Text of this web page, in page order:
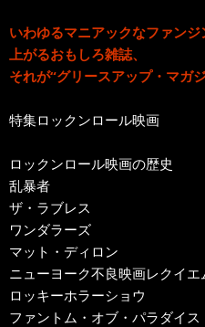
いわゆるマニアックなファン
上がるおもしろ雑誌、
それが“グリースアップ・マガ
特集ロックンロール映画
ロックンロール映画の歴史
乱暴者
ザ・ラブレス
ワンダラーズ
マット・ディロン
ニューヨーク不良映画レクイエ
ロッキーホラーショウ
ファントム・オブ・パラダイス